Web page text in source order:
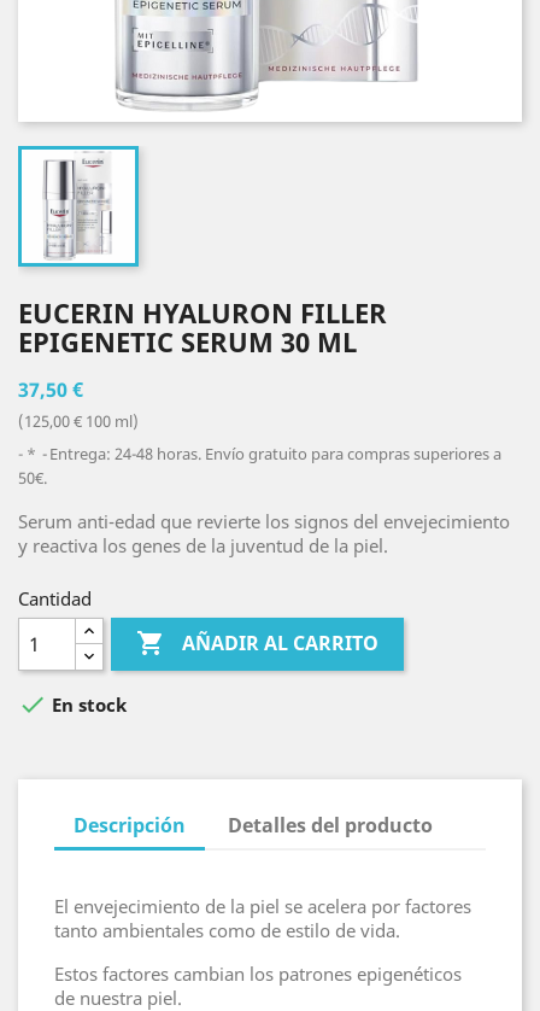
EUCERIN HYALURON FILLER
EPIGENETIC SERUM 30 ML
37,50 €
(125,00 € 100 ml)
*
Entrega: 24-48 horas. Envío gratuito para compras superiores a
50€.
Serum anti-edad que revierte los signos del envejecimiento
y reactiva los genes de la juventud de la piel.
Cantidad
 AÑADIR AL CARRITO
 En stock
Descripción Detalles del producto
El envejecimiento de la piel se acelera por factores
tanto ambientales como de estilo de vida.
Estos factores cambian los patrones epigenéticos
de nuestra piel.